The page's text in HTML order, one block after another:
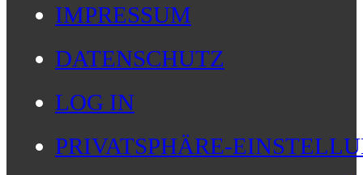
IMPRESSUM
DATENSCHUTZ
LOG IN
PRIVATSPHÄRE-